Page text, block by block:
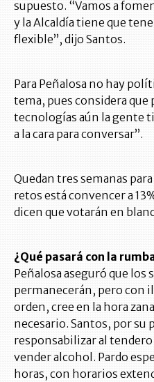
supuesto. “Vamos a
y la Alcaldía tiene que
flexible”, dijo Santos.
Para Peñalosa no hay
tema, pues considera que
tecnologías aún la gente
a la cara para conversar”.
Quedan tres semanas
retos está convencer a
dicen que votarán en
¿Qué pasará con la
Peñalosa aseguró que los
permanecerán, pero con
orden, cree en la hora
necesario. Santos, por su
responsabilizar al
vender alcohol. Pardo
horas, con horarios